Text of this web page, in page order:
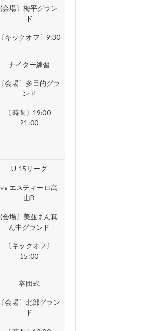
(会場〕梅平グラン
ド
〔キックオフ〕9:30
ナイター練習
〔会場〕多目的グラ
ンド
〔時間〕19:00-
21:00
U-15リーグ
vs エスティーロ高
山B
(会場〕美並まん真
ん中グランド
〔キックオフ〕
15:00
卒団式
〔会場〕北部グラン
ド